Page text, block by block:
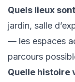
Quels lieux
jardin, salle
— les espaces
parcours
Quelle histoire